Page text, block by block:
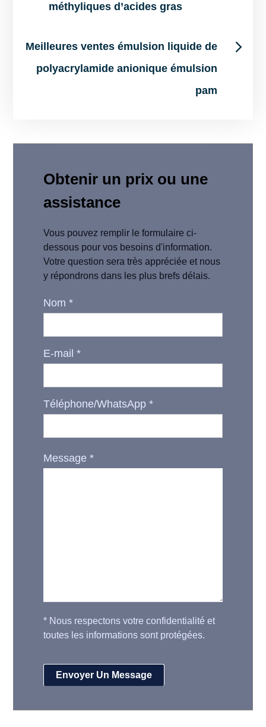
navigation
méthyliques d’acides gras
Meilleures ventes émulsion liquide de
polyacrylamide anionique émulsion
pam
Obtenir un prix ou une
assistance
Vous pouvez remplir le formulaire ci-
dessous pour vos besoins d'information.
Votre question sera très appréciée et nous
y répondrons dans les plus brefs délais.
Nom*
E-mail*
Téléphone/WhatsApp*
Message*
* Nous respectons votre confidentialité et
toutes les informations sont protégées.